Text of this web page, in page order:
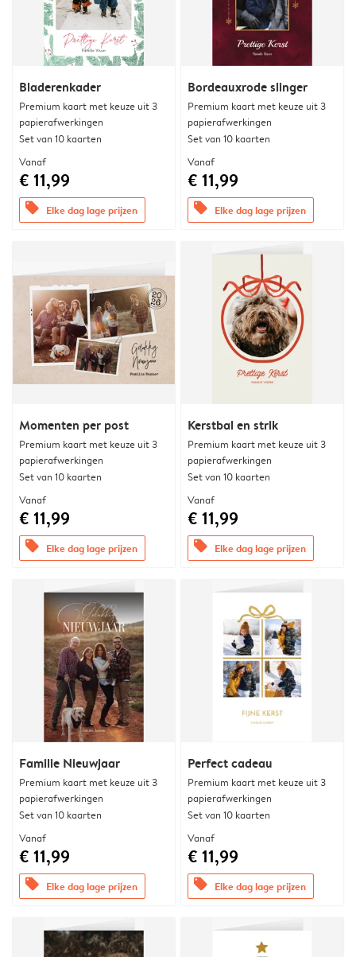
Bladerenkader
Premium kaart met keuze uit 3
papierafwerkingen
Set van 10 kaarten
Vanaf
€ 11,99
offers Elke dag lage prijzen
Bordeauxrode slinger
Premium kaart met keuze uit 3
papierafwerkingen
Set van 10 kaarten
Vanaf
€ 11,99
offers Elke dag lage prijzen
Momenten per post
Premium kaart met keuze uit 3
papierafwerkingen
Set van 10 kaarten
Vanaf
€ 11,99
offers Elke dag lage prijzen
Kerstbal en strik
Premium kaart met keuze uit 3
papierafwerkingen
Set van 10 kaarten
Vanaf
€ 11,99
offers Elke dag lage prijzen
Familie Nieuwjaar
Premium kaart met keuze uit 3
papierafwerkingen
Set van 10 kaarten
Vanaf
€ 11,99
offers Elke dag lage prijzen
Perfect cadeau
Premium kaart met keuze uit 3
papierafwerkingen
Set van 10 kaarten
Vanaf
€ 11,99
offers Elke dag lage prijzen